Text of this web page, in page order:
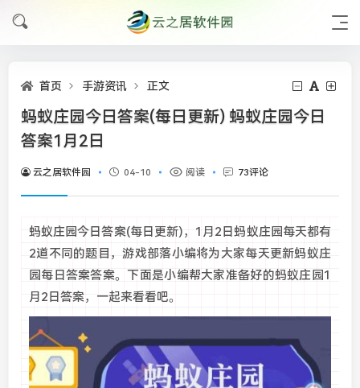
首页 手游资讯 正文
蚂蚁庄园今日答案(每日更新) 蚂蚁庄园今日
答案1月2日
云之居软件园 04-10 阅读 73评论
蚂蚁庄园今日答案(每日更新)，1月2日蚂蚁庄园每天都有
2道不同的题目，游戏部落小编将为大家每天更新蚂蚁庄
园每日答案答案。下面是小编帮大家准备好的蚂蚁庄园1
月2日答案，一起来看看吧。